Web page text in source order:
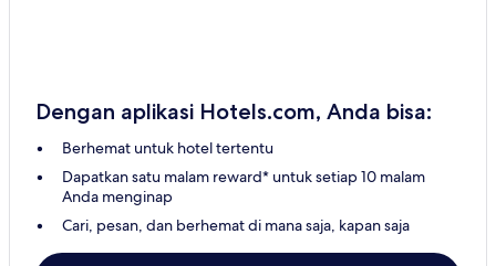
Dengan aplikasi Hotels.com, Anda bisa:
Berhemat untuk hotel tertentu
Dapatkan satu malam reward* untuk setiap 10 malam
Anda menginap
Cari, pesan, dan berhemat di mana saja, kapan saja